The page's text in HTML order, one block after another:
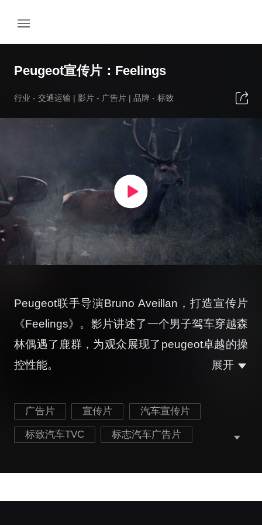
Peugeot宣传片：Feelings
行业 - 交通运输 | 影片 - 广告片 | 品牌 - 标致
Peugeot联手导演Bruno Aveillan，打造宣传片
《Feelings》。影片讲述了一个男子驾车穿越森
林偶遇了鹿群，为观众展现了peugeot卓越的操
控性能。
展开
广告片 宣传片 汽车宣传片
标致汽车TVC 标志汽车广告片